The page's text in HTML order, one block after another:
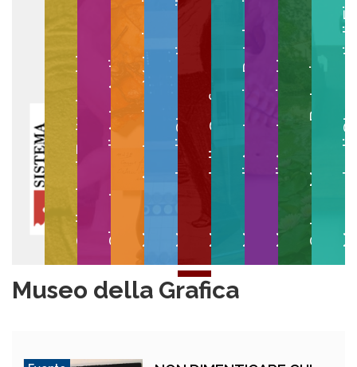
Collezioni EgittologicheGipsoteca di Arte AnticaMuseo Anatomico VeterinarioMuseo degli Strumenti per il CalcoloMuseo della GraficaMuseo di Anatomia PatologicaMuseo di Anatomia UmanaOrto e Museo BotanicoMuseo degli
Museo della Grafica